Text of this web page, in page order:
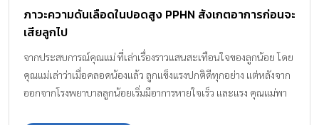
ภาวะความดันเลือดในปอดสูง PPHN สังเกตอาการก่อนจะ
เสียลูกไป
จากประสบการณ์คุณแม่ ที่เล่าเรื่องราวแสนสะเทือนใจของลูกน้อย โดย
คุณแม่เล่าว่าเมื่อคลอดน้องแล้ว ลูกแข็งแรงปกติดีทุกอย่าง แต่หลังจาก
ออกจากโรงพยาบาลลูกน้อยเริ่มมีอาการหายใจเร็ว และแรง คุณแม่พา